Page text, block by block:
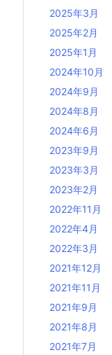
2025年3月
2025年2月
2025年1月
2024年10月
2024年9月
2024年8月
2024年6月
2023年9月
2023年3月
2023年2月
2022年11月
2022年4月
2022年3月
2021年12月
2021年11月
2021年9月
2021年8月
2021年7月